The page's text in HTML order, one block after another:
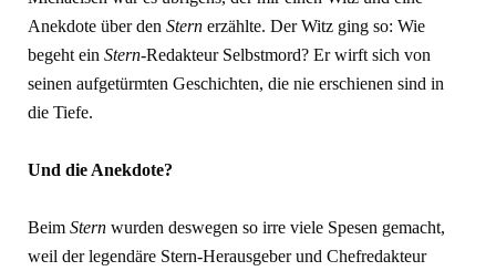
Anekdote über denStern erzählte. Der Witz ging so: Wie
begeht einStern-Redakteur Selbstmord? Er wirft sich von
seinen aufgetürmten Geschichten, die nie erschienen sind in
die Tiefe.
Und die Anekdote?
BeimStern wurden deswegen so irre viele Spesen gemacht,
weil der legendäre Stern-Herausgeber und Chefredakteur